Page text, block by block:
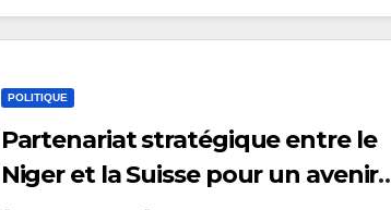
POLITIQUE
Partenariat stratégique entre le
Niger et la Suisse pour un avenir